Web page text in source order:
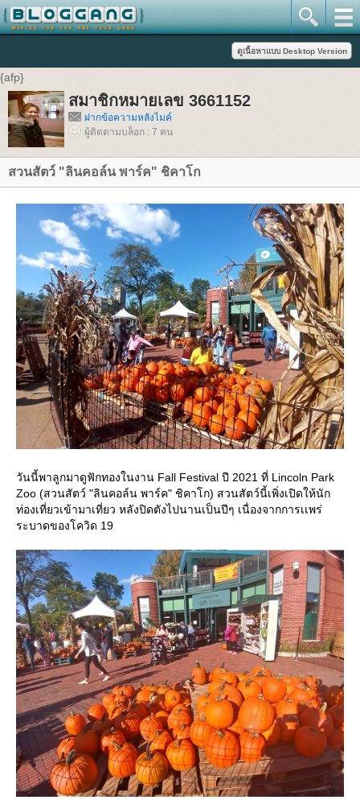
{afp}
สมาชิกหมายเลข 3661152
ฝากข้อความหลังไมค์
ผู้ติดตามบล็อก : 7 คน
สวนสัตว์ "ลินคอล์น พาร์ค" ชิคาโก
วันนี้พาลูกมาดูฟักทองในงาน Fall Festival ปี 2021 ที่ Lincoln Park
Zoo (สวนสัตว์ "ลินคอล์น พาร์ค" ชิคาโก) สวนสัตว์นี้เพิ่งเปิดให้นัก
ท่องเที่ยวเข้ามาเที่ยว หลังปิดตังไปนานเป็นปีๆ เนื่องจากการเเพร่
ระบาดของโควิด 19